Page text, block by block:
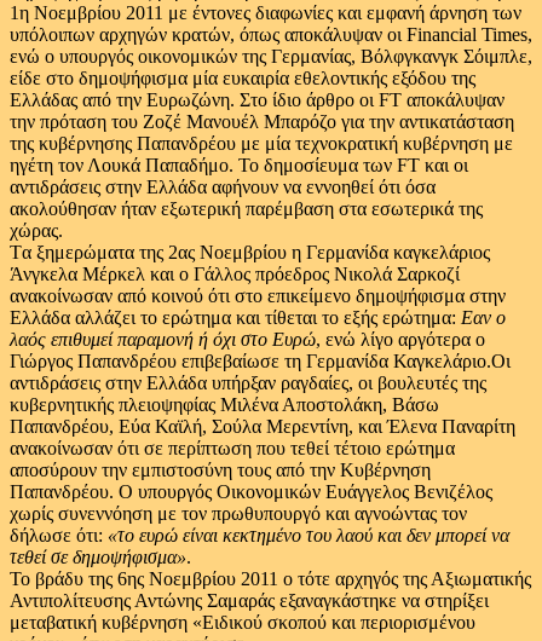
1η Νοεμβρίου 2011 με έντονες διαφωνίες και εμφανή άρνηση των
υπόλοιπων αρχηγών κρατών, όπως αποκάλυψαν οι Financial Times,
ενώ ο υπουργός οικονομικών της Γερμανίας, Βόλφγκανγκ Σόιμπλε,
είδε στο δημοψήφισμα μία ευκαιρία εθελοντικής εξόδου της
Ελλάδας από την Ευρωζώνη. Στο ίδιο άρθρο οι FT αποκάλυψαν
την πρόταση του Ζοζέ Μανουέλ Μπαρόζο για την αντικατάσταση
της κυβέρνησης Παπανδρέου με μία τεχνοκρατική κυβέρνηση με
ηγέτη τον Λουκά Παπαδήμο. Το δημοσίευμα των FT και οι
αντιδράσεις στην Ελλάδα αφήνουν να εννοηθεί ότι όσα
ακολούθησαν ήταν εξωτερική παρέμβαση στα εσωτερικά της
χώρας.
Tα ξημερώματα της 2ας Νοεμβρίου η Γερμανίδα καγκελάριος
Άνγκελα Μέρκελ και ο Γάλλος πρόεδρος Νικολά Σαρκοζί
ανακοίνωσαν από κοινού ότι στο επικείμενο δημοψήφισμα στην
Ελλάδα αλλάζει το ερώτημα και τίθεται το εξής ερώτημα: Εαν ο
λαός επιθυμεί παραμονή ή όχι στο Ευρώ, ενώ λίγο αργότερα ο
Γιώργος Παπανδρέου επιβεβαίωσε τη Γερμανίδα Καγκελάριο.Οι
αντιδράσεις στην Ελλάδα υπήρξαν ραγδαίες, οι βουλευτές της
κυβερνητικής πλειοψηφίας Μιλένα Αποστολάκη, Βάσω
Παπανδρέου, Εύα Καϊλή, Σούλα Μερεντίνη, και Έλενα Παναρίτη
ανακοίνωσαν ότι σε περίπτωση που τεθεί τέτοιο ερώτημα
αποσύρουν την εμπιστοσύνη τους από την Κυβέρνηση
Παπανδρέου. Ο υπουργός Οικονομικών Ευάγγελος Βενιζέλος
χωρίς συνεννόηση με τον πρωθυπουργό και αγνοώντας τον
δήλωσε ότι: «το ευρώ είναι κεκτημένο του λαού και δεν μπορεί να
τεθεί σε δημοψήφισμα».
Το βράδυ της 6ης Νοεμβρίου 2011 ο τότε αρχηγός της Αξιωματικής
Αντιπολίτευσης Αντώνης Σαμαράς εξαναγκάστηκε να στηρίξει
μεταβατική κυβέρνηση «Ειδικού σκοπού και περιορισμένου